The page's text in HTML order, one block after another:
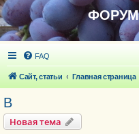
FAQ
Сайт, статьи Главная страница
В
Новая тема